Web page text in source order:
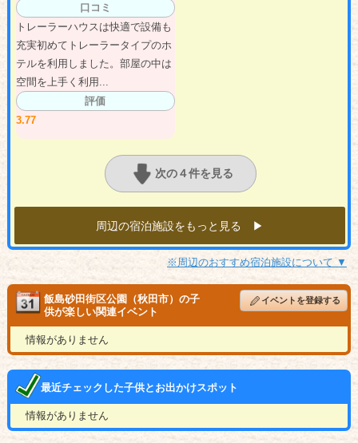
口コミ
トレーラーハウスは快適で設備も
充実初めてトレーラータイプのホ
テルを利用しました。部屋の中は
空間を上手く利用...
評価
3.77
次の４件を見る
周辺の宿泊施設をもっと見る ▶︎
※周辺のおすすめ宿泊施設について ▼
飯島砂田街区公園（秋田市）の子
供が楽しい関連イベント
イベントを登録する
情報がありません
最近チェックした子供とお出かけスポット
情報がありません